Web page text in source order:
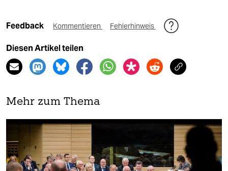
Feedback Kommentieren Fehlerhinweis
Diesen Artikel teilen
Mehr zum Thema